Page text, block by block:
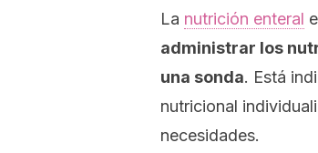
La nutrición enteral
administrar los
una sonda. Está
nutricional
necesidades.